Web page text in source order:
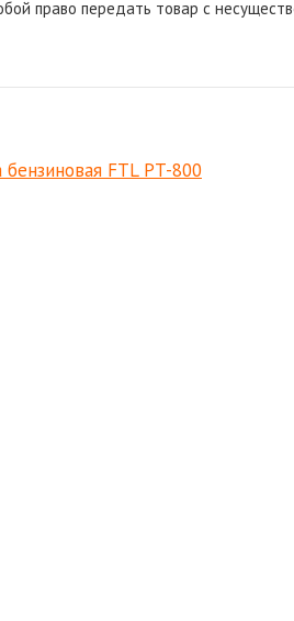
право передать товар с
FTL PT-800